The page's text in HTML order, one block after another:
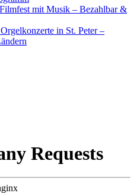
Filmfest mit Musik – Bezahlbar &
in St. Peter –